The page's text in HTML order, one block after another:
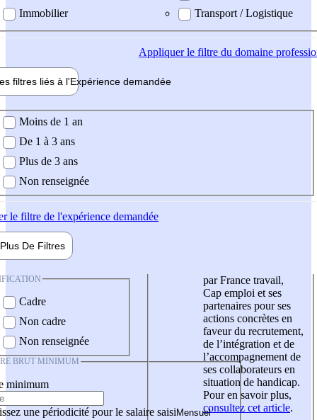
Immobilier
Transport / Logistique
Appliquerle filtre du domaine
filtres liés à l'Expérience demandée
demandée
Moins de 1 an
De 1 à 3 ans
Plus de 3 ans
Non renseignée
le filtre de l'expérience demandée
Plus De Filtres
Cadre
Non cadre
Non renseignée
BRUT MINIMUM
minimum
une périodicité pour le salaire saisi
par France travail,
Cap emploi et ses
partenaires pour ses
actions concrètes en
faveur du recrutement,
de l’intégration et de
l’accompagnement de
ses collaborateurs en
situation de handicap.
Pour en savoir plus,
consultez cet article.